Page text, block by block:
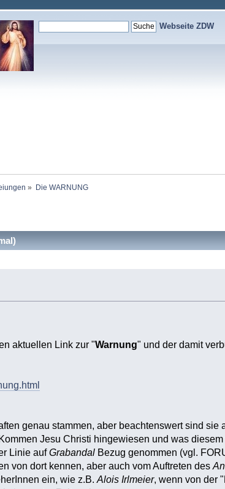
Webseite ZDW
» Die WARNUNG
aktuellen Link zur "Warnung" und der damit
genau stammen, aber beachtenswert sind
Jesu Christi hingewiesen und was
Linie aufGrabandal Bezug genommen (vgl.
von dort kennen, aber auch vom Auftreten des
ein, wie z.B. Alois Irlmeier, wenn von der